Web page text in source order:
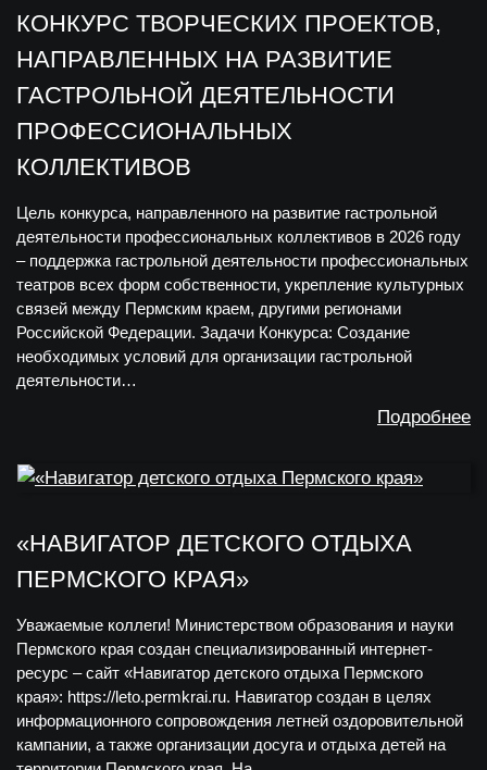
КОНКУРС ТВОРЧЕСКИХ ПРОЕКТОВ,
НАПРАВЛЕННЫХ НА РАЗВИТИЕ
ГАСТРОЛЬНОЙ ДЕЯТЕЛЬНОСТИ
ПРОФЕССИОНАЛЬНЫХ
КОЛЛЕКТИВОВ
Цель конкурса, направленного на развитие гастрольной
деятельности профессиональных коллективов в 2026 году
– поддержка гастрольной деятельности профессиональных
театров всех форм собственности, укрепление культурных
связей между Пермским краем, другими регионами
Российской Федерации. Задачи Конкурса: Создание
необходимых условий для организации гастрольной
деятельности…
Подробнее
«НАВИГАТОР ДЕТСКОГО ОТДЫХА
ПЕРМСКОГО КРАЯ»
Уважаемые коллеги! Министерством образования и науки
Пермского края создан специализированный интернет-
ресурс – сайт «Навигатор детского отдыха Пермского
края»: https://leto.permkrai.ru. Навигатор создан в целях
информационного сопровождения летней оздоровительной
кампании, а также организации досуга и отдыха детей на